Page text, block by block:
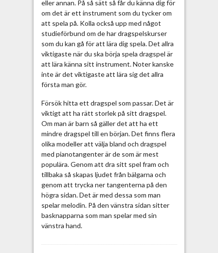
eller annan. På så sätt så får du känna dig för
om det är ett instrument som du tycker om
att spela på. Kolla också upp med något
studieförbund om de har dragspelskurser
som du kan gå för att lära dig spela. Det allra
viktigaste när du ska börja spela dragspel är
att lära känna sitt instrument. Noter kanske
inte är det viktigaste att lära sig det allra
första man gör.
Försök hitta ett dragspel som passar. Det är
viktigt att ha rätt storlek på sitt dragspel.
Om man är barn så gäller det att ha ett
mindre dragspel till en början. Det finns flera
olika modeller att välja bland och dragspel
med pianotangenter är de som är mest
populära. Genom att dra sitt spel fram och
tillbaka så skapas ljudet från bälgarna och
genom att trycka ner tangenterna på den
högra sidan. Det är med dessa som man
spelar melodin. På den vänstra sidan sitter
basknapparna som man spelar med sin
vänstra hand.